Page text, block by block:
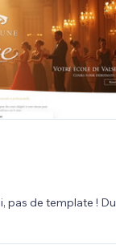
pas de template ! Du